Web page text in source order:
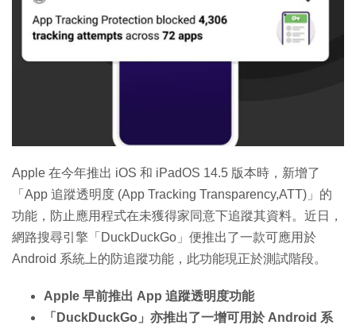
特集
Apple 在今年推出 iOS 和 iPadOS 14.5 版本時，新增了
「App 追蹤透明度 (App Tracking Transparency,ATT)」的
功能，防止應用程式在未獲得家同意下追蹤其資料。近日，
網路搜尋引擎「DuckDuckGo」便推出了一款可應用於
Android 系統上的防追蹤功能，此功能現正於測試階段。
Apple 早前推出 App 追蹤透明度功能
「DuckDuckGo」亦推出了一增可用於 Android 系